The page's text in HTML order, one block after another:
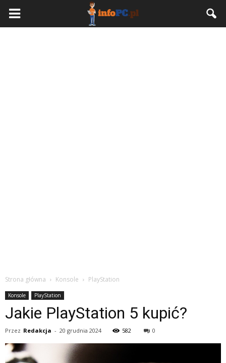
Strona główna Konsole PlayStation
Konsole PlayStation
Jakie PlayStation 5 kupić?
Przez Redakcja - 20 grudnia 2024 582 0